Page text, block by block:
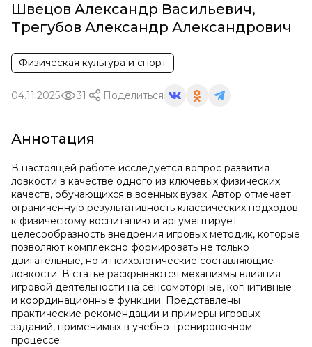
Швецов Александр Васильевич,
Трегубов Александр Александрович
Физическая культура и спорт
04.11.2025 31 Поделиться
Аннотация
В настоящей работе исследуется вопрос развития
ловкости в качестве одного из ключевых физических
качеств, обучающихся в военных вузах. Автор отмечает
ограниченную результативность классических подходов
к физическому воспитанию и аргументирует
целесообразность внедрения игровых методик, которые
позволяют комплексно формировать не только
двигательные, но и психологические составляющие
ловкости. В статье раскрываются механизмы влияния
игровой деятельности на сенсомоторные, когнитивные
и координационные функции. Представлены
практические рекомендации и примеры игровых
заданий, применимых в учебно-тренировочном
процессе.